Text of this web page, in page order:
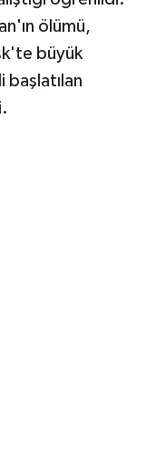
ölümü,
büyük